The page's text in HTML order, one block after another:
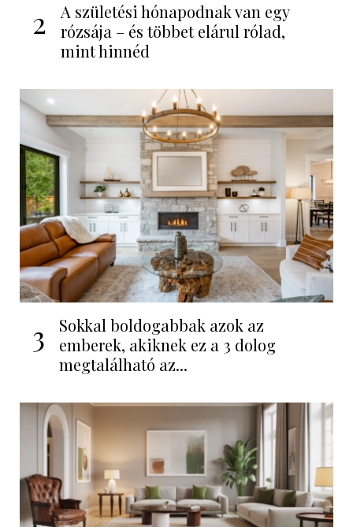
2
A születési hónapodnak van egy
rózsája – és többet elárul rólad,
mint hinnéd
3
Sokkal boldogabbak azok az
emberek, akiknek ez a 3 dolog
megtalálható az...